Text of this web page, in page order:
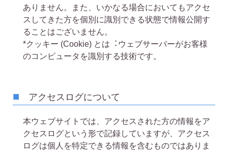
ありません。また、いかなる場合においてもアクセ
スしてきた方を個別に識別できる状態で情報公開す
ることはございません。
*クッキー (Cookie) とは︓ウェブサーバーがお客様
のコンピュータを識別する技術です。
アクセスログについて
本ウェブサイトでは、アクセスされた方の情報をア
クセスログという形で記録していますが、アクセス
ログは個人を特定できる情報を含むものではありま